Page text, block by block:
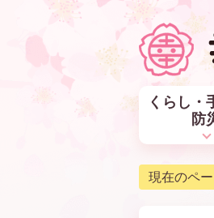
くらし・
防
現在のペ